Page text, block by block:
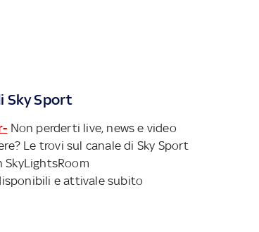
Sky Sport
Non perderti live, news e video
Le trovi sul canale di Sky Sport
SkyLightsRoom
e attivale subito